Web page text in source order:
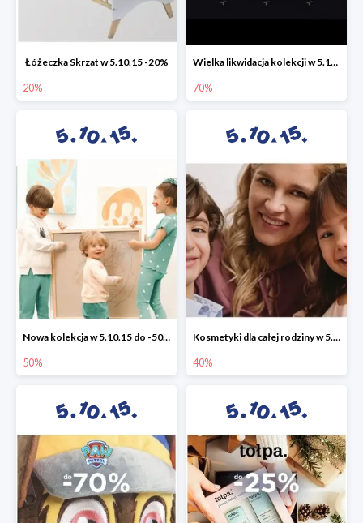
Łóżeczka Skrzat w 5.10.15 -20%
20%
Wielka likwidacja kolekcji w 5.10.15 do -70%
70%
Nowa kolekcja w 5.10.15 do -50%
50%
Kosmetyki dla całej rodziny w 5.10.15 do -40%
40%